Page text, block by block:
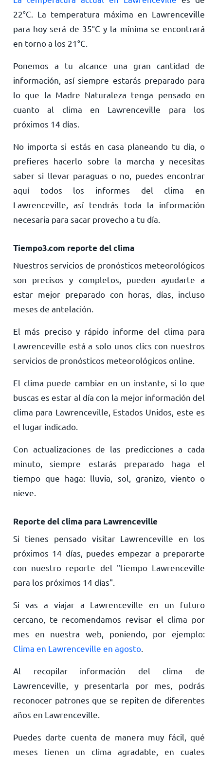
22°C . La temperatura máxima en Lawrenceville
para hoy será de 35°C y la mínima se encontrará
en torno a los 21°C
Ponemos a tu alcance una gran cantidad de
información, así siempre estarás preparado para
lo que la Madre Naturaleza tenga pensado en
cuanto al clima en Lawrenceville para los
próximos 14 días.
No importa si estás en casa planeando tu día, o
prefieres hacerlo sobre la marcha y necesitas
saber si llevar paraguas o no, puedes encontrar
aquí todos los informes del clima en
Lawrenceville, así tendrás toda la información
necesaria para sacar provecho a tu día.
Tiempo3.com reporte del clima
Nuestros servicios de pronósticos meteorológicos
son precisos y completos, pueden ayudarte a
estar mejor preparado con horas, días, incluso
meses de antelación.
El más preciso y rápido informe del clima para
Lawrenceville está a solo unos clics con nuestros
servicios de pronósticos meteorológicos online.
El clima puede cambiar en un instante, si lo que
buscas es estar al día con la mejor información del
clima para Lawrenceville, Estados Unidos, este es
el lugar indicado.
Con actualizaciones de las predicciones a cada
minuto, siempre estarás preparado haga el
tiempo que haga: lluvia, sol, granizo, viento o
nieve.
Reporte del clima para Lawrenceville
Si tienes pensado visitar Lawrenceville en los
próximos 14 días, puedes empezar a prepararte
con nuestro reporte del "tiempo Lawrenceville
para los próximos 14 días".
Si vas a viajar a Lawrenceville en un futuro
cercano, te recomendamos revisar el clima por
mes en nuestra web, poniendo, por ejemplo:
Clima en Lawrenceville en agosto.
Al recopilar información del clima de
Lawrenceville, y presentarla por mes, podrás
reconocer patrones que se repiten de diferentes
años en Lawrenceville.
Puedes darte cuenta de manera muy fácil, qué
meses tienen un clima agradable, en cuales